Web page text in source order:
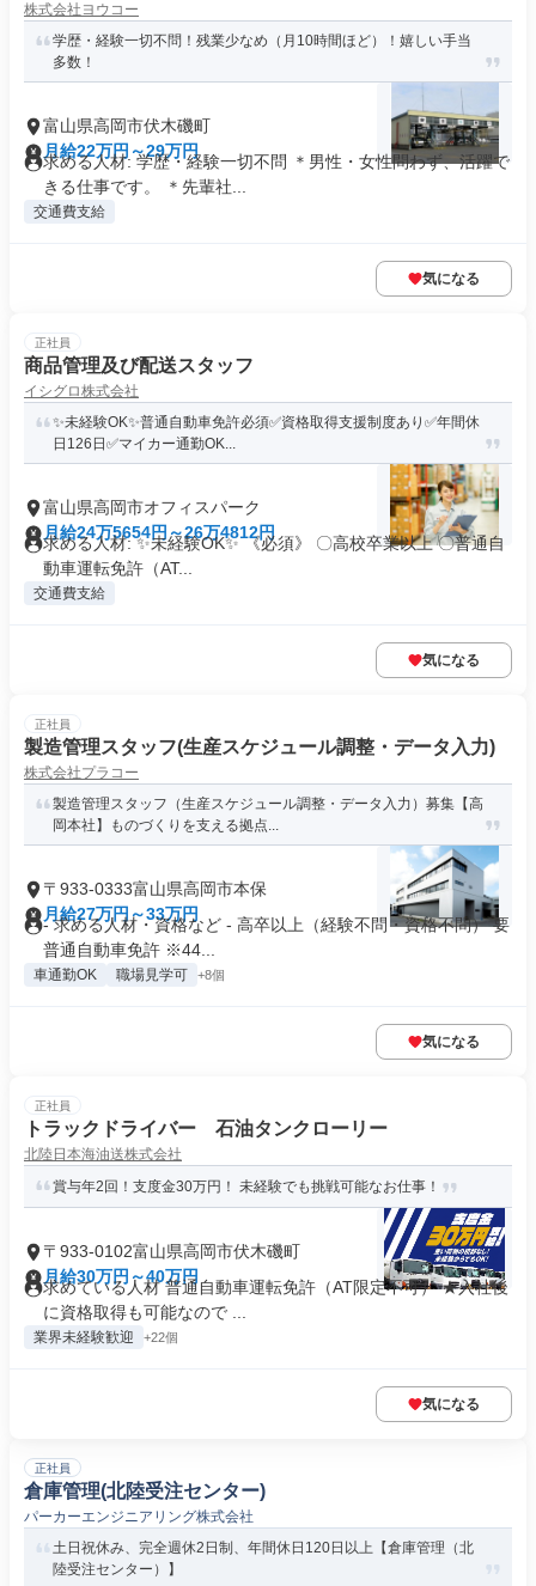
株式会社ヨウコー
学歴・経験一切不問！残業少なめ（月10時間ほど）！嬉しい手当
多数！
富山県高岡市伏木磯町
月給22万円～29万円
求める人材: 学歴・経験一切不問 ＊男性・女性問わず、活躍で
きる仕事です。 ＊先輩社...
交通費支給
気になる
正社員
商品管理及び配送スタッフ
イシグロ株式会社
✨未経験OK✨普通自動車免許必須✅資格取得支援制度あり✅年間休
日126日✅マイカー通勤OK...
富山県高岡市オフィスパーク
月給24万5654円～26万4812円
求める人材: ✨未経験OK✨ 《必須》 〇高校卒業以上 〇普通自
動車運転免許（AT...
交通費支給
気になる
正社員
製造管理スタッフ(生産スケジュール調整・データ入力)
株式会社プラコー
製造管理スタッフ（生産スケジュール調整・データ入力）募集【高
岡本社】ものづくりを支える拠点...
〒933-0333富山県高岡市本保
月給27万円～33万円
- 求める人材・資格など - 高卒以上（経験不問・資格不問） 要
普通自動車免許 ※44...
車通勤OK 職場見学可 +8個
気になる
正社員
トラックドライバー 石油タンクローリー
北陸日本海油送株式会社
賞与年2回！支度金30万円！ 未経験でも挑戦可能なお仕事！
〒933-0102富山県高岡市伏木磯町
月給30万円～40万円
求めている人材 普通自動車運転免許（AT限定不可） ★入社後
に資格取得も可能なので ...
業界未経験歓迎 +22個
気になる
正社員
倉庫管理(北陸受注センター)
パーカーエンジニアリング株式会社
土日祝休み、完全週休2日制、年間休日120日以上【倉庫管理（北
陸受注センター）】